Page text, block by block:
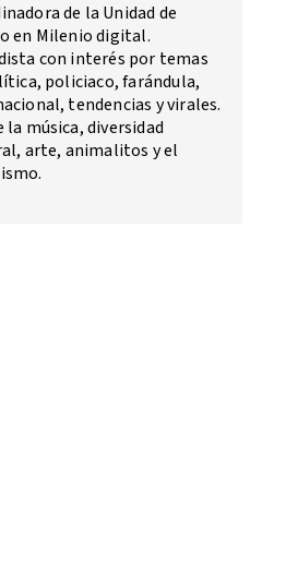
de la Unidad de
en Milenio digital.
con interés por temas
policiaco, farándula,
tendencias y virales.
la música, diversidad
arte, animalitos y el